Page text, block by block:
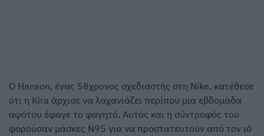
Ο Hanson, ένας 58χρονος σχεδιαστής στη Nike, κατέθεσε
ότι η Kira άρχισε να λαχανιάζει περίπου μια εβδομάδα
αφότου έφαγε το φαγητό. Αυτός και η σύντροφός του
φορούσαν μάσκες N95 για να προστατευτούν από τον ιό